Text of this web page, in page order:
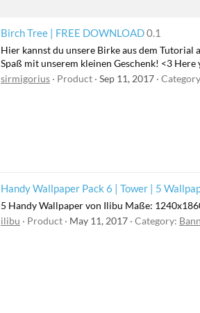
Birch Tree | FREE DOWNLOAD0.1
Hier kannst du unsere Birke aus dem
Spaß mit unserem kleinen Geschenk! <3
sirmigorius
Product Sep 11, 2017
Handy Wallpaper Pack 6 | Tower | 5
5 Handy Wallpaper von Ilibu Maße:
ilibu
Product May 11, 2017 Category: